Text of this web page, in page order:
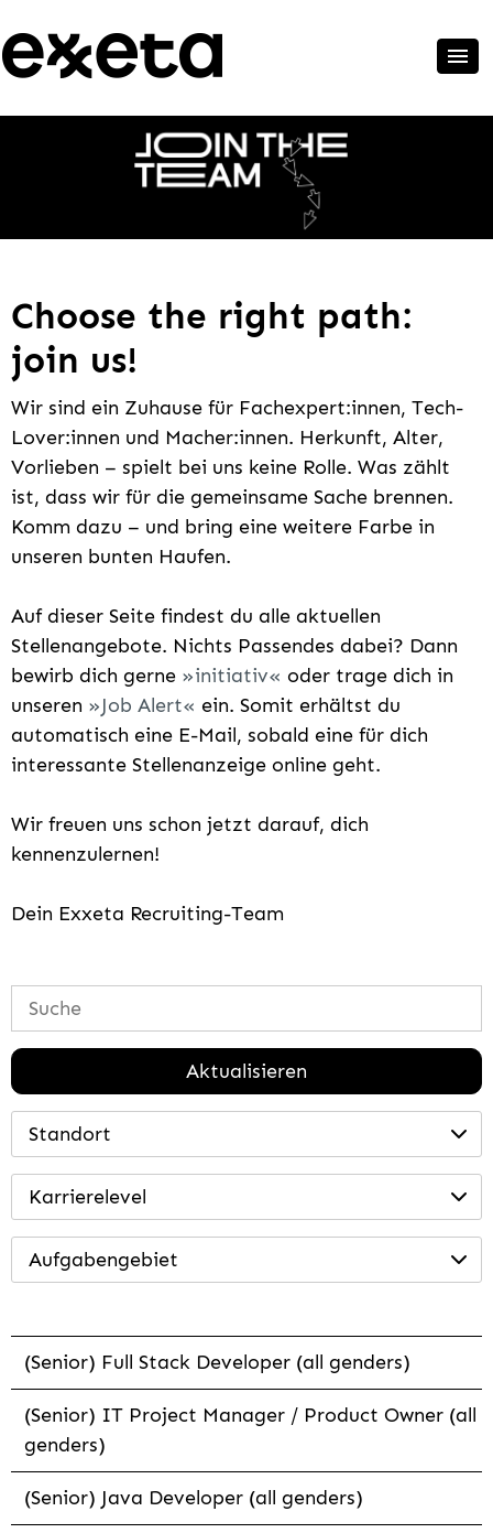
Choose the right path:
join us!
Wir sind ein Zuhause für Fachexpert:innen, Tech-
Lover:innen und Macher:innen. Herkunft, Alter,
Vorlieben – spielt bei uns keine Rolle. Was zählt
ist, dass wir für die gemeinsame Sache brennen.
Komm dazu – und bring eine weitere Farbe in
unseren bunten Haufen.
Auf dieser Seite findest du alle aktuellen
Stellenangebote. Nichts Passendes dabei? Dann
bewirb dich gerne
initiativ
oder trage dich in
unseren
Job Alert
ein. Somit erhältst du
automatisch eine E-Mail, sobald eine für dich
interessante Stellenanzeige online geht.
Wir freuen uns schon jetzt darauf, dich
kennenzulernen!
Dein Exxeta Recruiting-Team
Aktualisieren
Standort
Karrierelevel
Aufgabengebiet
(Senior) Full Stack Developer (all genders)
(Senior) IT Project Manager / Product Owner (all
genders)
(Senior) Java Developer (all genders)